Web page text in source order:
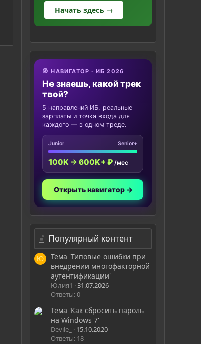
Начать здесь →
🧭 НАВИГАТОР · ИБ 2026
Не знаешь, какой трек
твой?
5 направлений ИБ, реальные
зарплаты и точка входа для
каждого — в одном треде.
Junior Senior+
100K → 600K+ ₽ /мес
Открыть навигатор →
Популярный контент
Ю
Тема 'Типовые ошибки при
внедрении многофакторной
аутентификации'
Юлия1
31.07.2026
Ответы: 0
Тема 'Как сбросить пароль
на Windows 7'
Devile_
15.10.2020
Ответы: 18